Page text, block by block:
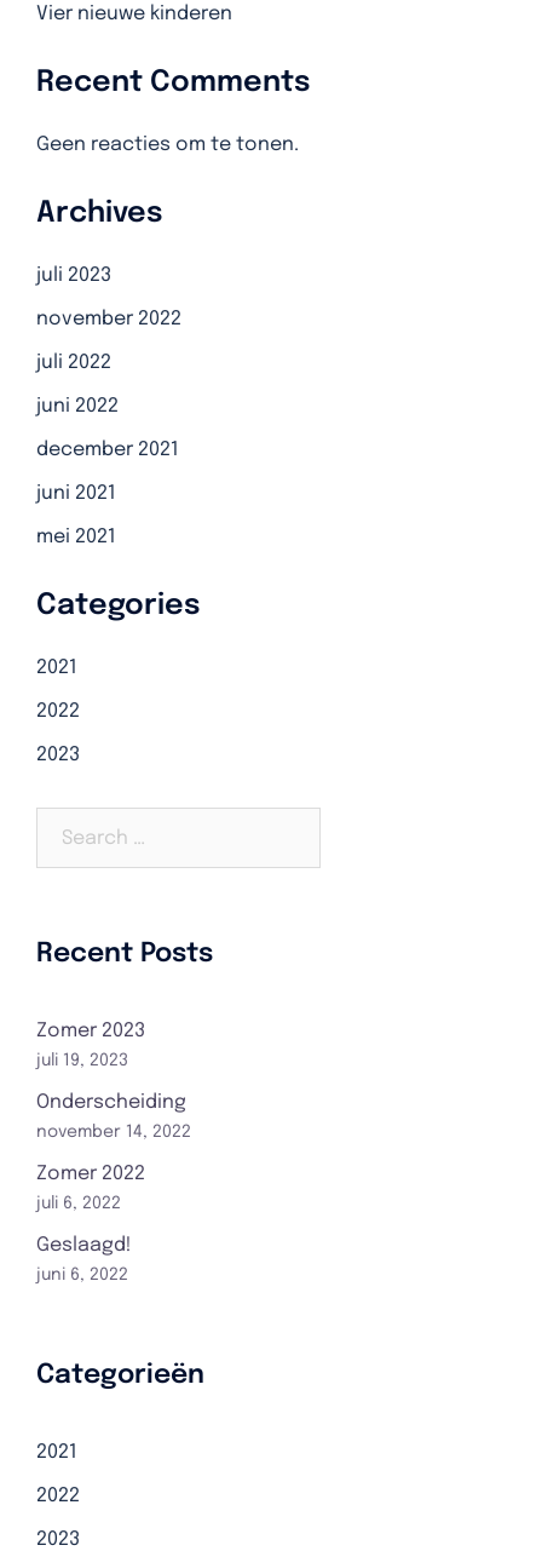
Vier nieuwe kinderen
Recent Comments
Geen reacties om te tonen.
Archives
juli 2023
november 2022
juli 2022
juni 2022
december 2021
juni 2021
mei 2021
Categories
2021
2022
2023
Recent Posts
Zomer 2023
juli 19, 2023
Onderscheiding
november 14, 2022
Zomer 2022
juli 6, 2022
Geslaagd!
juni 6, 2022
Categorieën
2021
2022
2023